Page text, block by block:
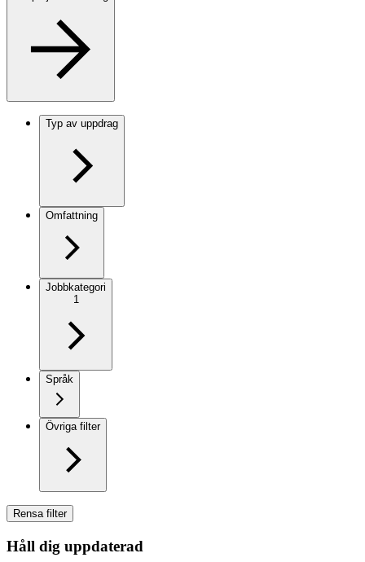
Typ av uppdrag
Omfattning
Jobbkategori
1
Språk
Övriga filter
Rensa filter
Håll dig uppdaterad